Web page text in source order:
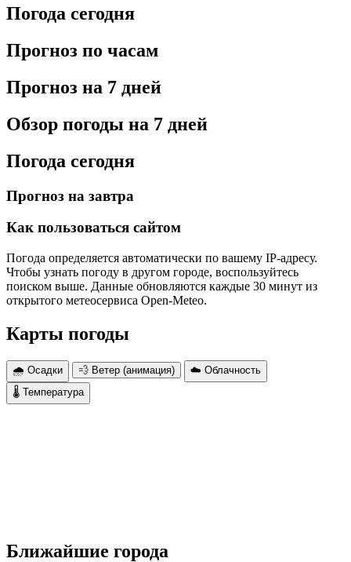
Погода сегодня
Прогноз по часам
Прогноз на 7 дней
Обзор погоды на 7 дней
Погода сегодня
Прогноз на завтра
Как пользоваться сайтом
Погода определяется автоматически по вашему IP-адресу.
Чтобы узнать погоду в другом городе, воспользуйтесь
поиском выше. Данные обновляются каждые 30 минут из
открытого метеосервиса Open-Meteo.
Карты погоды
🌧 Осадки 💨 Ветер (анимация)
☁️ Облачность
🌡 Температура
Ближайшие города